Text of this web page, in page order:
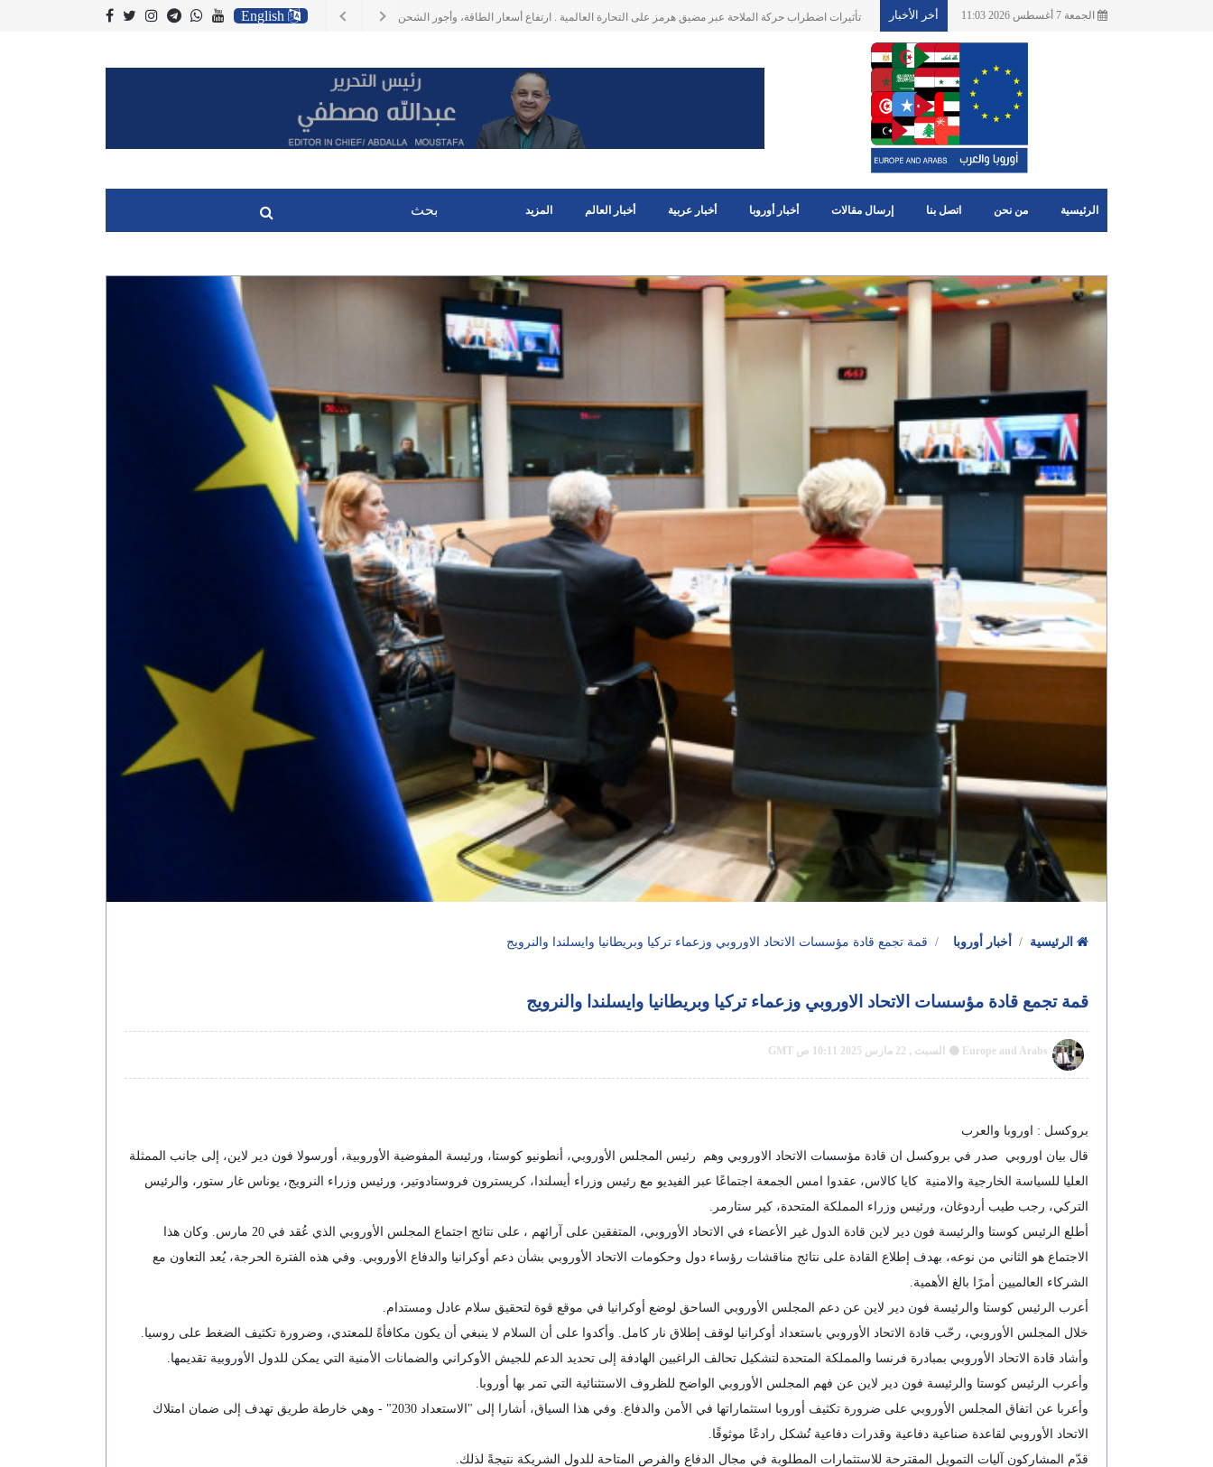
الجمعة 7 أغسطس 2026 11:03 أخر الأخبار الاتحاد الاوروبي : ارباح غير متوقعة ناتجة عن فوائد الارصدة النقدية للاصول المجمدة للبنك المركزي الروسي وصلت الى مليار
الرئيسية من نحن اتصل بنا إرسال مقالات أخبار أوروبا أخبار عربية أخبار العالم المزيد
أخبار أوروبا قمة تجمع قادة مؤسسات الاتحاد الاوروبي وزعماء تركيا وبريطانيا وايسلندا والنرويج
قمة تجمع قادة مؤسسات الاتحاد الاوروبي وزعماء تركيا وبريطانيا وايسلندا والنرويج
Europe and Arabs السبت , 22 مارس 2025 10:11 ص GMT
بروكسل : اوروبا والعرب
قال بيان اوروبي صدر في بروكسل ان قادة مؤسسات الاتحاد الاوروبي وهم رئيس المجلس الأوروبي، أنطونيو كوستا، ورئيسة المفوضية الأوروبية، أورسولا فون دير لاين، إلى جانب الممثلة
العليا للسياسة الخارجية والامنية كايا كالاس، عقدوا امس الجمعة اجتماعًا عبر الفيديو مع رئيس وزراء أيسلندا، كريسترون فروستادوتير، ورئيس وزراء النرويج، يوناس غار ستور، والرئيس
التركي، رجب طيب أردوغان، ورئيس وزراء المملكة المتحدة، كير ستارمر.
أطلع الرئيس كوستا والرئيسة فون دير لاين قادة الدول غير الأعضاء في الاتحاد الأوروبي، المتفقين على آرائهم ، على نتائج اجتماع المجلس الأوروبي الذي عُقد في 20 مارس. وكان هذا
الاجتماع هو الثاني من نوعه، بهدف إطلاع القادة على نتائج مناقشات رؤساء دول وحكومات الاتحاد الأوروبي بشأن دعم أوكرانيا والدفاع الأوروبي. وفي هذه الفترة الحرجة، يُعد التعاون مع
الشركاء العالميين أمرًا بالغ الأهمية.
أعرب الرئيس كوستا والرئيسة فون دير لاين عن دعم المجلس الأوروبي الساحق لوضع أوكرانيا في موقع قوة لتحقيق سلام عادل ومستدام.
خلال المجلس الأوروبي، رحّب قادة الاتحاد الأوروبي باستعداد أوكرانيا لوقف إطلاق نار كامل. وأكدوا على أن السلام لا ينبغي أن يكون مكافأةً للمعتدي، وضرورة تكثيف الضغط على روسيا.
وأشاد قادة الاتحاد الأوروبي بمبادرة فرنسا والمملكة المتحدة لتشكيل تحالف الراغبين الهادفة إلى تحديد الدعم للجيش الأوكراني والضمانات الأمنية التي يمكن للدول الأوروبية تقديمها.
وأعرب الرئيس كوستا والرئيسة فون دير لاين عن فهم المجلس الأوروبي الواضح للظروف الاستثنائية التي تمر بها أوروبا.
وأعربا عن اتفاق المجلس الأوروبي على ضرورة تكثيف أوروبا استثماراتها في الأمن والدفاع. وفي هذا السياق، أشارا إلى "الاستعداد 2030" - وهي خارطة طريق تهدف إلى ضمان امتلاك
الاتحاد الأوروبي لقاعدة صناعية دفاعية وقدرات دفاعية تُشكل رادعًا موثوقًا.
قدّم المشاركون آليات التمويل المقترحة للاستثمارات المطلوبة في مجال الدفاع والفرص المتاحة للدول الشريكة نتيجةً لذلك.